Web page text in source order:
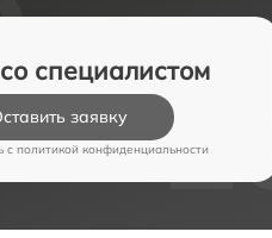
специалистом
заявку
c политикой конфиденциальности